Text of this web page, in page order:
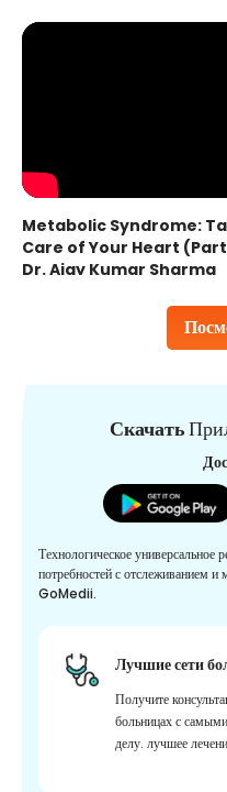
Metabolic Syndrome:
Care of Your Heart (Part
Dr. Ajay Kumar Sharma
Скачать
Технологическое
потребностей с отслеживанием
GoMedii.
Лучшие сети
Получите
больницах с
делу. лучшее